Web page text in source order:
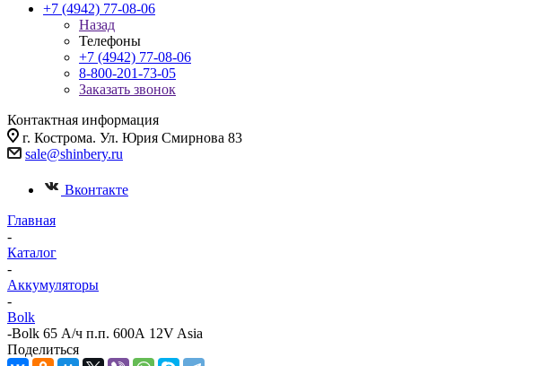
+7 (4942) 77-08-06
Назад
Телефоны
+7 (4942) 77-08-06
8-800-201-73-05
Заказать звонок
Контактная информация
г. Кострома. Ул. Юрия Смирнова 83
sale@shinbery.ru
Вконтакте
Главная
-
Каталог
-
Аккумуляторы
-
Bolk
-Bolk 65 А/ч п.п. 600А 12V Asia
Поделиться